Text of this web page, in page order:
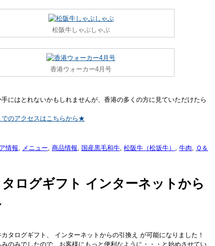
松阪牛しゃぶしゃぶ
香港ウォーカー4月号
手にはとれないかもしれませんが、香港の多くの方に見ていただけたら
のアクセスはこちらから★
情報, メニュー, 商品情報, 国産黒毛和牛, 松阪牛（松坂牛） , 牛肉, Ｑ＆
ログギフト インターネットから
タログギフト、 インターネットからの引換え が可能になりました！
のみでしたので、お客様にもっと便利なように・・・と始めさせてい